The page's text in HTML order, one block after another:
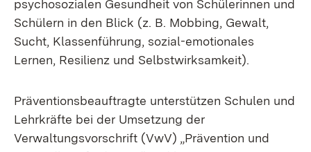
psychosozialen Gesundheit von Schülerinnen und
Schülern in den Blick (z. B. Mobbing, Gewalt,
Sucht, Klassenführung, sozial-emotionales
Lernen, Resilienz und Selbstwirksamkeit).
Präventionsbeauftragte unterstützen Schulen und
Lehrkräfte bei der Umsetzung der
Verwaltungsvorschrift (VwV) „Prävention und